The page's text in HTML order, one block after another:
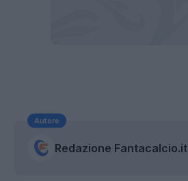
Autore
Redazione Fantacalcio.it